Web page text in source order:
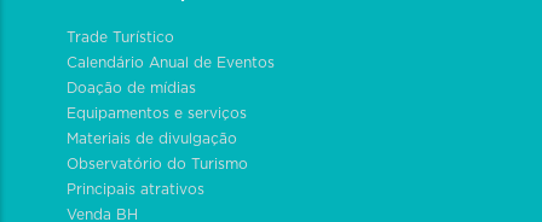
Trade Turístico
Calendário Anual de Eventos
Doação de mídias
Equipamentos e serviços
Materiais de divulgação
Observatório do Turismo
Principais atrativos
Venda BH